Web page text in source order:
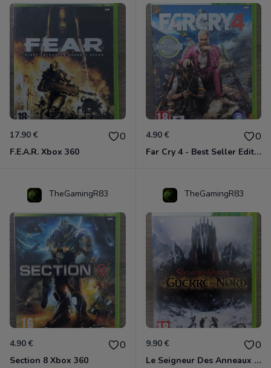
17.90 € 0
F.E.A.R. Xbox 360
4.90 € 0
Far Cry 4 - Best Seller Edition Xbox 360
TheGamingR83
4.90 € 0
Section 8 Xbox 360
TheGamingR83
9.90 € 0
Le Seigneur Des Anneaux - La Guerre Du Nord Xbox 360